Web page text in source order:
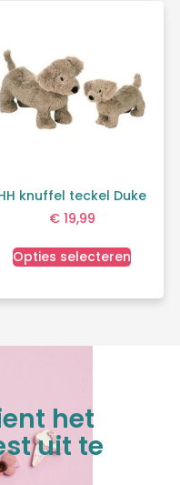
knuffel teckel Duke
€19,99
Opties selecteren
het
uit te